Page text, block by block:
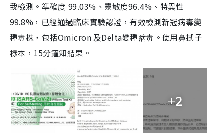
我檢測。準確度 99.03%、靈敏度96.4%、特異性
99.8%，已經通過臨床實驗認證，有效檢測新冠病毒變
種毒株，包括Omicron 及Delta變種病毒。使用鼻拭子
樣本，15分鐘知結果。
+2